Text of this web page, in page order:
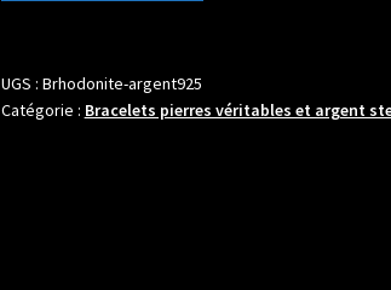
pierres
boules
UGS : Brhodonite-argent925
Catégorie : Bracelets pierres véritables et argent